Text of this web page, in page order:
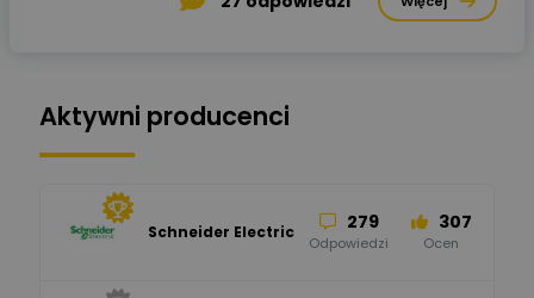
Aktywni producenci
Schneider Electric 279
Odpowiedzi
307
Ocen